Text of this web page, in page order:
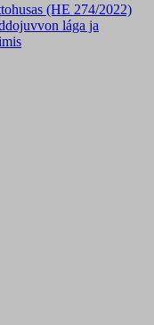
(HE 274/2022)
lága ja